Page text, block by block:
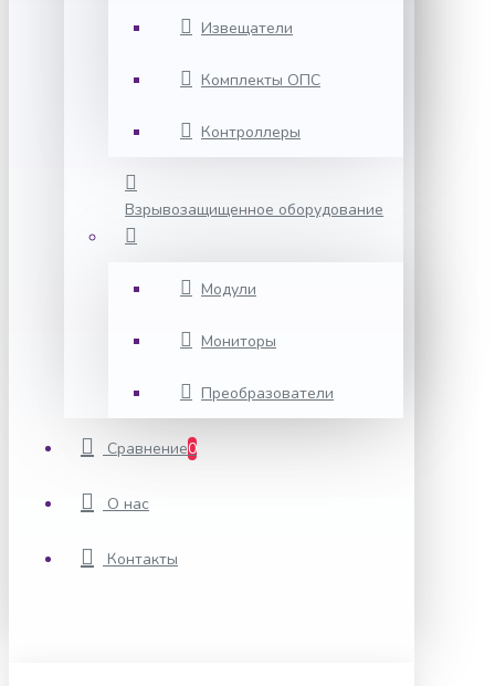
Извещатели
Комплекты ОПС
Контроллеры
Взрывозащищенное оборудование
Модули
Мониторы
Преобразователи
Сравнение0
О нас
Контакты